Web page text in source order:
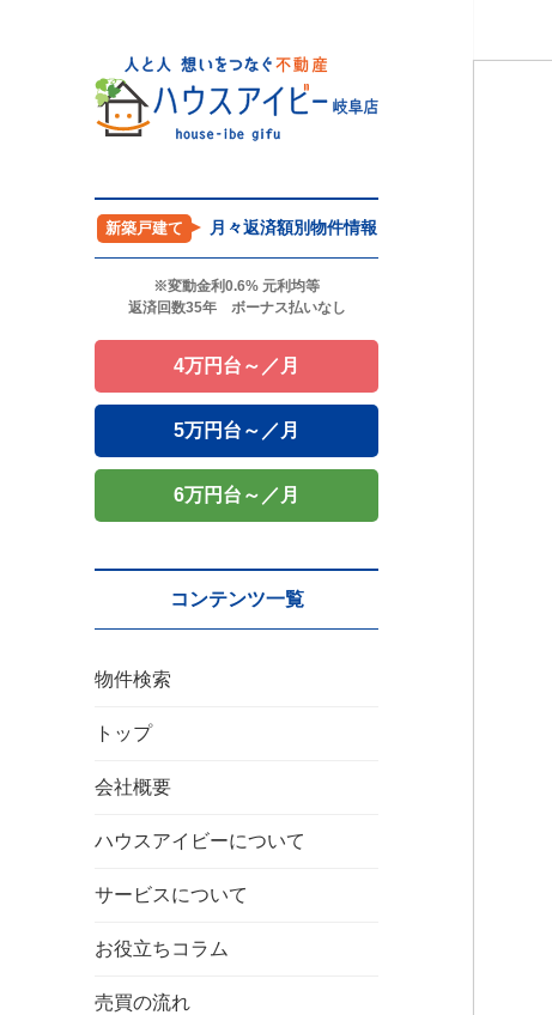
新築戸建て 月々返済額別物件情報
※変動金利0.6% 元利均等
返済回数35年 ボーナス払いなし
4万円台～／月
5万円台～／月
6万円台～／月
コンテンツ一覧
物件検索
トップ
会社概要
ハウスアイビーについて
サービスについて
お役立ちコラム
売買の流れ